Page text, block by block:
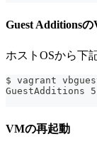
Guest Additions
ホストOSから下
$ vagrant
GuestAdditions
VMの再起動